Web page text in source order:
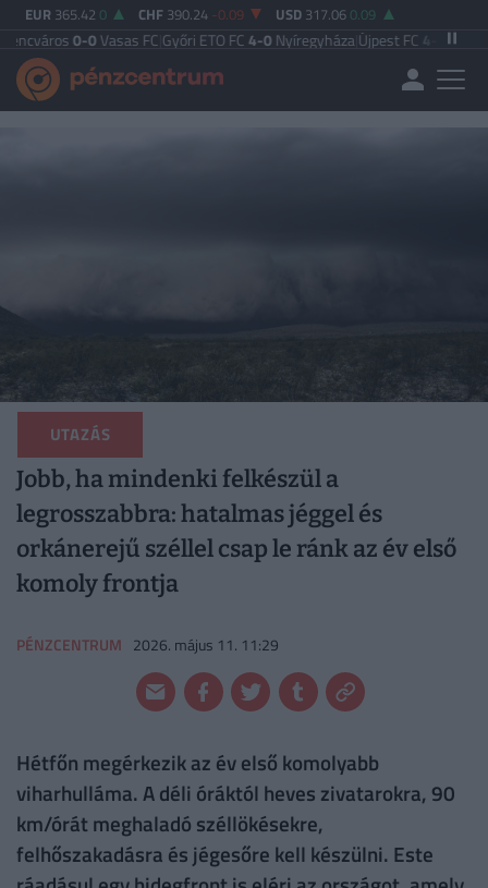
EUR 365.42 0 CHF 390.24 -0.09 USD 317.06 0.09
0-0Vasas FC| Győri ETO FC4-0Nyíregyháza|Újpest FC4-2Debreceni VSC
UTAZÁS
Jobb, ha mindenki felkészül a
legrosszabbra: hatalmas jéggel és
orkánerejű széllel csap le ránk az év első
komoly frontja
PÉNZCENTRUM 2026. május 11. 11:29
Hétfőn megérkezik az év első komolyabb
viharhulláma. A déli óráktól heves zivatarokra, 90
km/órát meghaladó széllökésekre,
felhőszakadásra és jégesőre kell készülni. Este